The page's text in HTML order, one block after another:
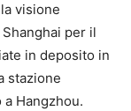
visione
per il
in deposito in
stazione
Hangzhou.